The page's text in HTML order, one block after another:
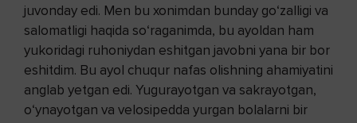
juvonday edi. Men bu xonimdan bunday go‘zalligi va
salomatligi haqida so‘raganimda, bu ayoldan ham
yukoridagi ruhoniydan eshitgan javobni yana bir bor
eshitdim. Bu ayol chuqur nafas olishning ahamiyatini
anglab yetgan edi. Yugurayotgan va sakrayotgan,
o‘ynayotgan va velosipedda yurgan bolalarni bir